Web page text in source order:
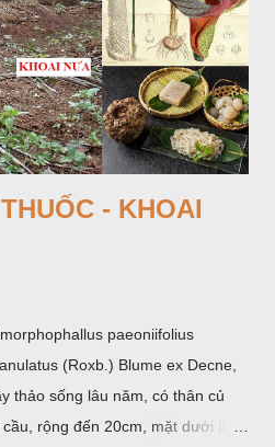
- KHOAI
paeoniifolius
(Roxb.) Blume ex Decne,
thảo sống lâu năm, có thân củ
rộng đến 20cm, mặt dưới lồi